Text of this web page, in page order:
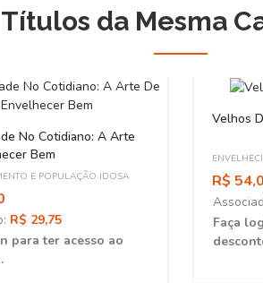
Títulos da Mesma
No Cotidiano: A Arte
Bem
E POPULAÇÃO IDOSA
R$ 29,75
para ter acesso ao
Velhos
R$
Faça